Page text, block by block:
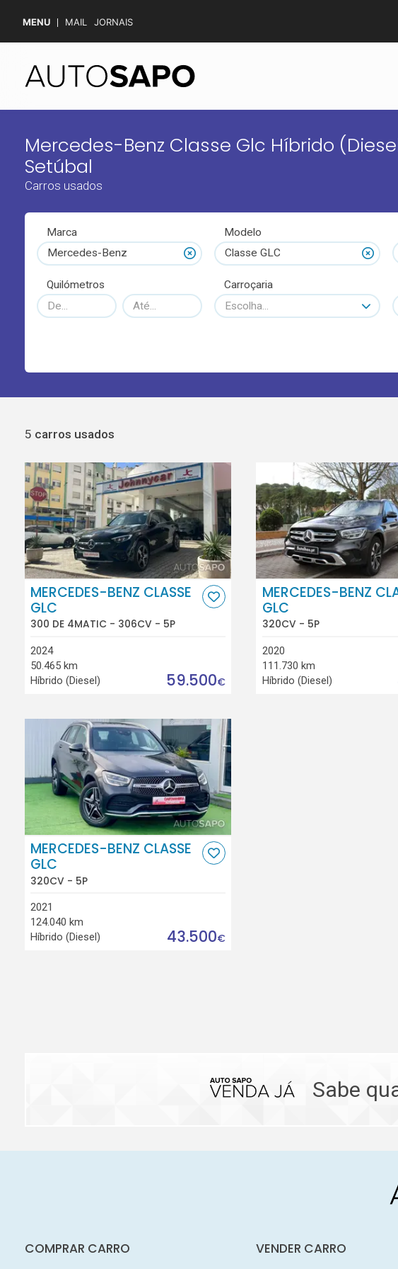
MENU MAIL JORNAIS
Mercedes-Benz Classe Glc Híbrido
Setúbal
Carros usados
Marca
Mercedes-Benz
Modelo
Classe GLC
Quilómetros
Carroçaria
Escolha...
5 carros usados
MERCEDES-BENZ CLASSE
GLC
300 DE 4MATIC - 306CV - 5P
2024
50.465 km
Híbrido (Diesel)
59.500€
MERCEDES-BENZ
GLC
320CV - 5P
2020
111.730 km
Híbrido (Diesel)
MERCEDES-BENZ CLASSE
GLC
320CV - 5P
2021
124.040 km
Híbrido (Diesel)
43.500€
Sabe
COMPRAR CARRO VENDER CARRO